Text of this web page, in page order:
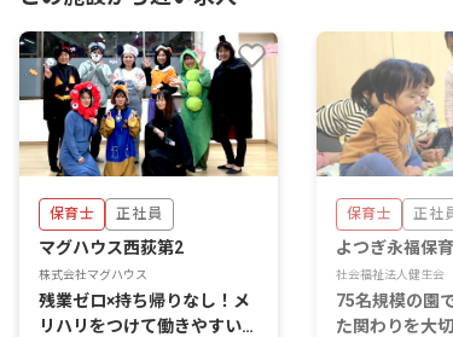
保育士 正社員
マグハウス西荻第2
株式会社マグハウス
残業ゼロ×持ち帰りなし！メ
リハリをつけて働きやすい環
保育士 正社員
よつぎ永福保育
社会福祉法人健生会
75名規模の園
た関わりを大